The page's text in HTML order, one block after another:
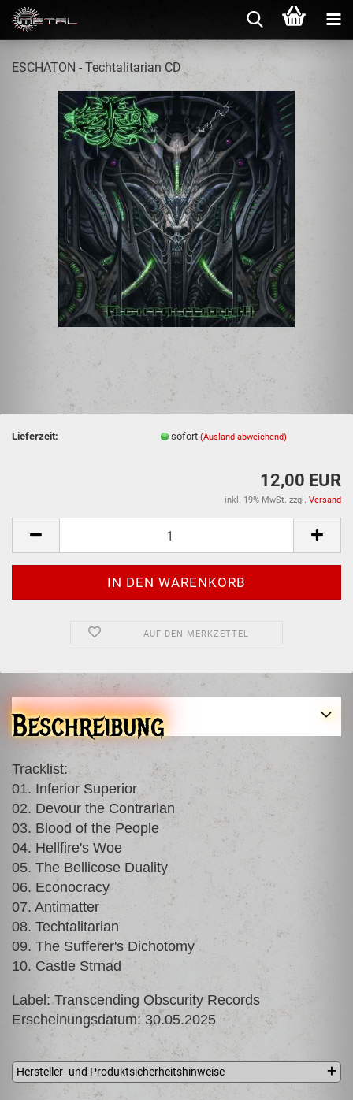
ESCHATON - Techtalitarian CD
Lieferzeit: sofort(Ausland abweichend)
12,00 EUR
inkl. 19% MwSt. zzgl. Versand
AUF DEN MERKZETTEL
Beschreibung
Tracklist:
01. Inferior Superior
02. Devour the Contrarian
03. Blood of the People
04. Hellfire's Woe
05. The Bellicose Duality
06. Econocracy
07. Antimatter
08. Techtalitarian
09. The Sufferer's Dichotomy
10. Castle Strnad
Label: Transcending Obscurity Records
Erscheinungsdatum: 30.05.2025
Hersteller- und Produktsicherheitshinweise
TOMETAL.COM